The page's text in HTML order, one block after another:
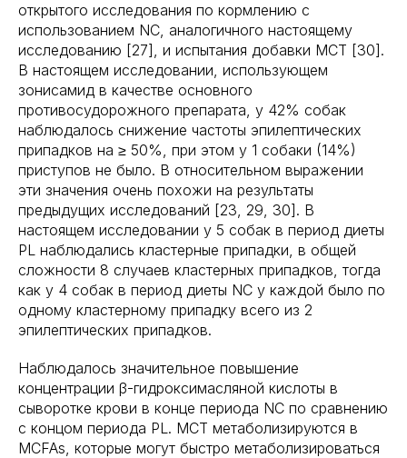
открытого исследования по кормлению с
использованием NC, аналогичного настоящему
исследованию [27], и испытания добавки MCT [30].
В настоящем исследовании, использующем
зонисамид в качестве основного
противосудорожного препарата, у 42% собак
наблюдалось снижение частоты эпилептических
припадков на ≥ 50%, при этом у 1 собаки (14%)
приступов не было. В относительном выражении
эти значения очень похожи на результаты
предыдущих исследований [23, 29, 30]. В
настоящем исследовании у 5 собак в период диеты
PL наблюдались кластерные припадки, в общей
сложности 8 случаев кластерных припадков, тогда
как у 4 собак в период диеты NC у каждой было по
одному кластерному припадку всего из 2
эпилептических припадков.
Наблюдалось значительное повышение
концентрации β-гидроксимасляной кислоты в
сыворотке крови в конце периода NC по сравнению
с концом периода PL. MCT метаболизируются в
MCFAs, которые могут быстро метаболизироваться